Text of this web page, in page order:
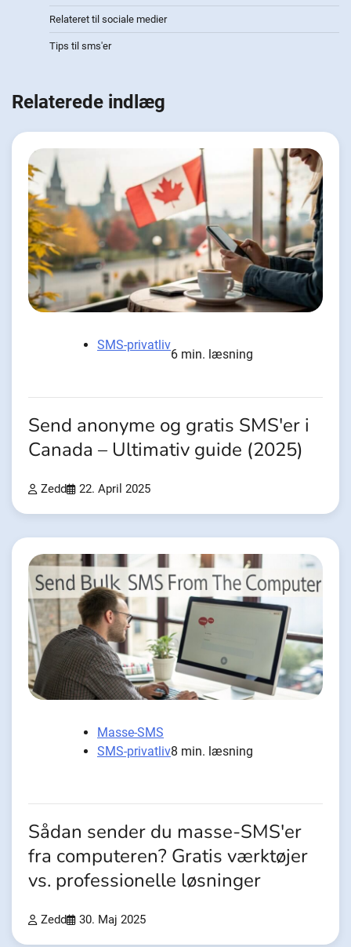
Relateret til sociale medier
Tips til sms'er
Relaterede indlæg
SMS-privatliv
6 min. læsning
Send anonyme og gratis SMS'er i
Canada – Ultimativ guide (2025)
Zedd 22. April 2025
Masse-SMS
SMS-privatliv8 min. læsning
Sådan sender du masse-SMS'er
fra computeren? Gratis værktøjer
vs. professionelle løsninger
Zedd 30. Maj 2025